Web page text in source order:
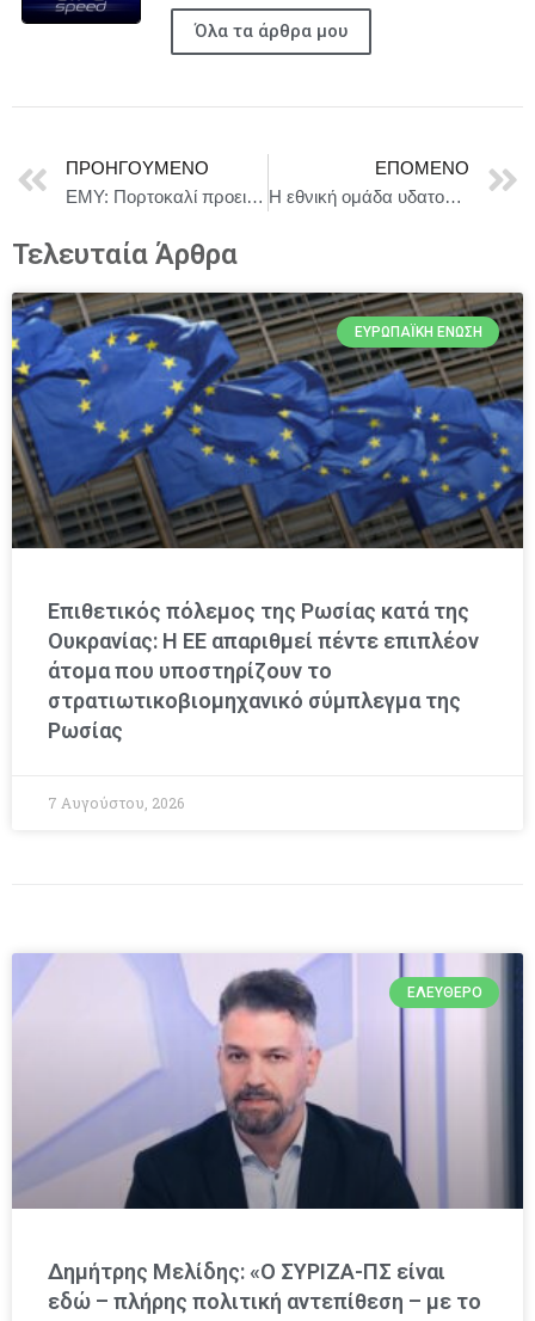
Όλα τα άρθρα μου
ΠΡΟΗΓΟΎΜΕΝΟ
ΕΜΥ: Πορτοκαλί προειδοποίηση
ΕΠΌΜΕΝΟ
Η εθνική ομάδα υδατοσφαίρισης ανδρών παίρνει το πρώτο της μετάλλιο στο Βελιγράδι
Τελευταία Άρθρα
ΕΥΡΩΠΑΪΚΉ ΈΝΩΣΗ
Επιθετικός πόλεμος της Ρωσίας κατά της
Ουκρανίας: Η ΕΕ απαριθμεί πέντε επιπλέον
άτομα που υποστηρίζουν το
στρατιωτικοβιομηχανικό σύμπλεγμα της
Ρωσίας
7 Αυγούστου, 2026
ΕΛΕΎΘΕΡΟ
Δημήτρης Μελίδης: «Ο ΣΥΡΙΖΑ-ΠΣ είναι
εδώ – πλήρης πολιτική αντεπίθεση – με το